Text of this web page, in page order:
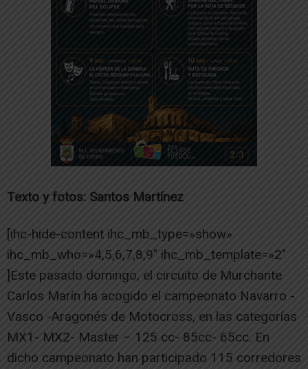
Texto y fotos: Santos Martínez
[ihc-hide-content ihc_mb_type=»show»
ihc_mb_who=»4,5,6,7,8,9″ ihc_mb_template=»2″
]Este pasado domingo, el circuito de Murchante
Carlos Marín ha acogido el campeonato Navarro -
Vasco -Aragonés de Motocross, en las categorías
MX1- MX2- Master – 125 cc- 85cc- 65cc. En
dicho campeonato han participado 115 corredores